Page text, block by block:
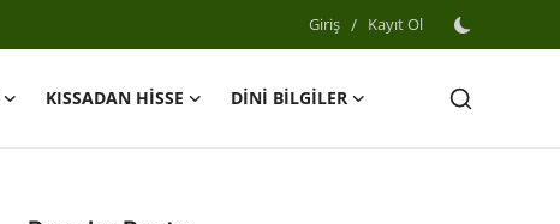
Giriş / Kayıt Ol
KISSADAN HİSSE
DİNİ BİLGİLER